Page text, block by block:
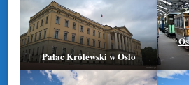
Pałac Królewski w Oslo